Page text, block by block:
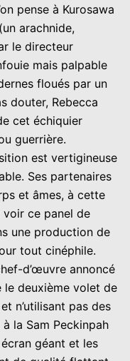
pense à Kurosawa
arachnide,
le directeur
mais palpable
floués par un
douter, Rebecca
cet échiquier
guerrière.
est vertigineuse
Ses partenaires
et âmes, à cette
ce panel de
une production de
tout cinéphile.
d’œuvre annoncé
le deuxième volet de
n’utilisant pas des
la Sam Peckinpah
géant et les